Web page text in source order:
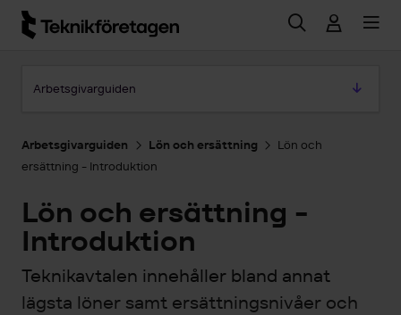
Hoppa till huvudinnehåll
Arbetsgivarguiden Lön och ersättning
Lön och
ersättning - Introduktion
Lön och ersättning -
Introduktion
Teknikavtalen innehåller bland annat
lägsta löner samt ersättningsnivåer och
Arbetsgivarguiden